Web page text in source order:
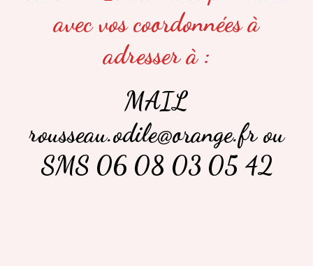
avec vos coordonnées à
adresser à :
MAIL
rousseau.odile@orange.fr ou
SMS 06 08 03 05 42